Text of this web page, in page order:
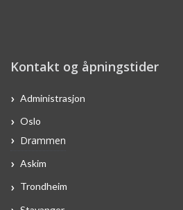
Kontakt og åpningstider
Administrasjon
Oslo
Drammen
Askim
Trondheim